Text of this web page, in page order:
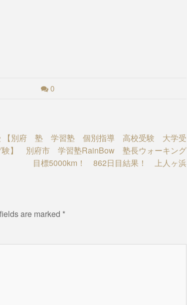
0
【別府 塾 学習塾 個別指導 高校受験 大学受
験】 別府市 学習塾RainBow 塾長ウォーキング
目標5000km！ 862日目結果！ 上人ヶ浜
are marked *